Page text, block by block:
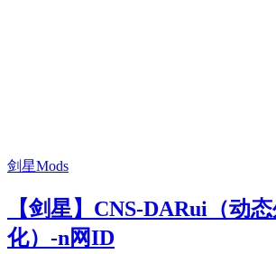
剑星Mods
【剑星】CNS-DARui（动
化）-n网ID